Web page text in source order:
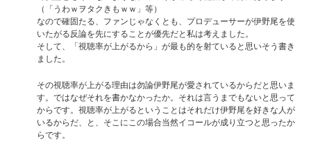
（「うわｗヲタクきもｗｗ」等）
なので確固たる、ファンじゃなくとも、プロデューサーが伊野尾を使
いたがる反論を先にすることが優先だと私は考えました。
そして、「視聴率が上がるから」が最も的を射ていると思いそう書き
ました。
その視聴率が上がる理由は勿論伊野尾が愛されているからだと思いま
す。ではなぜそれを書かなかったか。それは言うまでもないと思って
からです。視聴率が上がるということはそれだけ伊野尾を好きな人が
いるからだ、と、そこにこの場合当然イコールが成り立つと思ったか
らです。